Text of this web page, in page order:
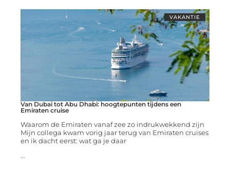
VAKANTIE
Van Dubai tot Abu Dhabi: hoogtepunten tijdens een
Emiraten cruise
Waarom de Emiraten vanaf zee zo indrukwekkend zijn
Mijn collega kwam vorig jaar terug van Emiraten cruises
en ik dacht eerst: wat ga je daar
...